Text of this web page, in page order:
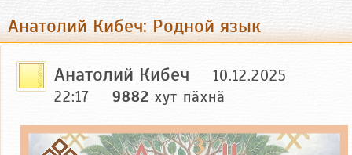
Анатолий Кибеч: Родной язык
Анатолий Кибеч
10.12.2025
22:17
9882 хут пӑхнӑ